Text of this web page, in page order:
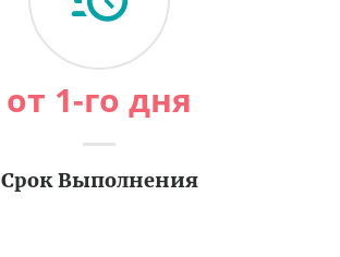
от 1-го дня
Срок Выполнения